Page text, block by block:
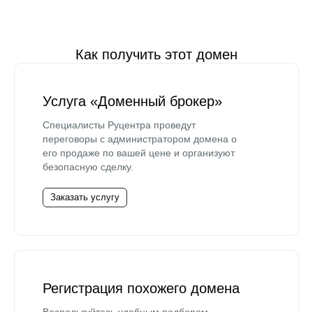
Как получить этот домен
Услуга «Доменный брокер»
Специалисты Руцентра проведут
переговоры с администратором домена о
его продаже по вашей цене и организуют
безопасную сделку.
Заказать услугу
Регистрация похожего домена